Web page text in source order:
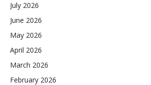
July 2026
June 2026
May 2026
April 2026
March 2026
February 2026